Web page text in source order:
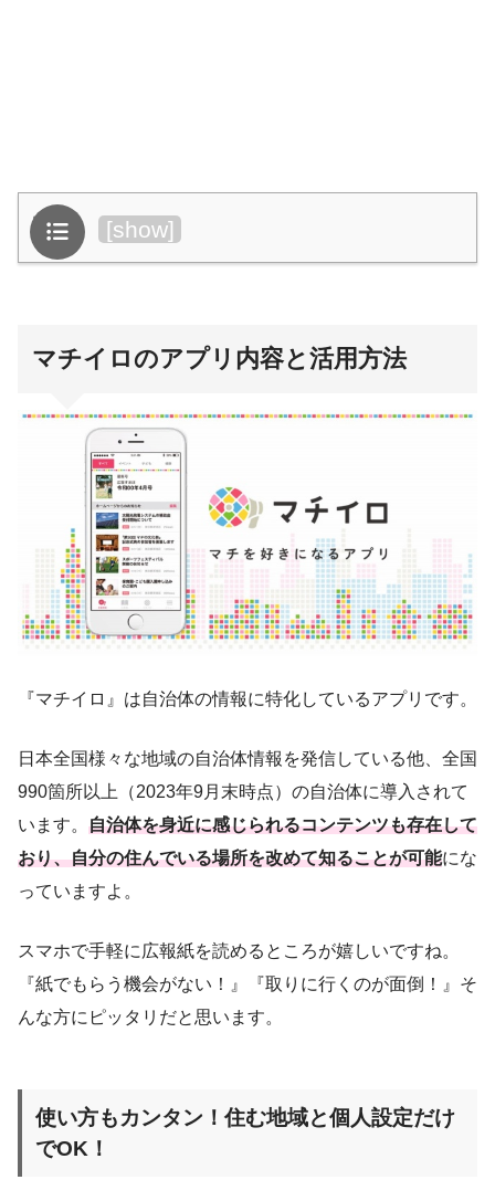
目次 [show]
マチイロのアプリ内容と活用方法
『マチイロ』は自治体の情報に特化しているアプリです。
日本全国様々な地域の自治体情報を発信している他、全国
990箇所以上（2023年9月末時点）の自治体に導入されて
います。 自治体を身近に感じられるコンテンツも存在して
おり、自分の住んでいる場所を改めて知ることが可能にな
っていますよ。
スマホで手軽に広報紙を読めるところが嬉しいですね。
『紙でもらう機会がない！』『取りに行くのが面倒！』そ
んな方にピッタリだと思います。
使い方もカンタン！住む地域と個人設定だけ
でOK！